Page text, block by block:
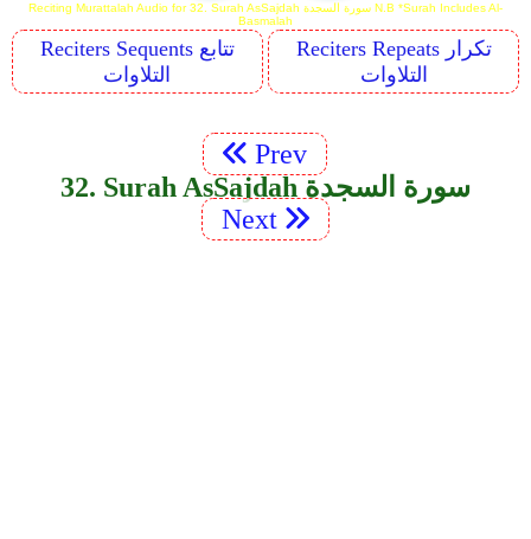
Reciting Murattalah Audio for 32. Surah As­Sajdah سورة السجدة N.B *Surah Includes Al-
Basmalah
Reciters Sequents تتابع
التلاوات
Reciters Repeats تكرار
التلاوات
Prev
32. Surah As­Sajdah سورة السجدة
Next